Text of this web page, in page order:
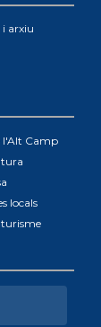
arxiu
l'Alt Camp
locals
turisme